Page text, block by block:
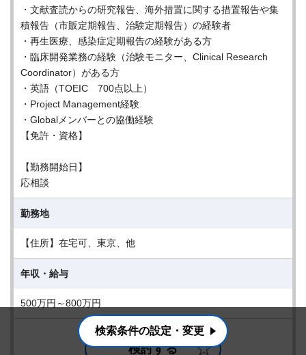
・文献査読からの研究報告、海外措置に関する措置報告や集
積報告（市販定期報告、治験定期報告）の経験者
・再生医療、感染症定期報告の経験がある方
・臨床開発業務の経験（治験モニター、Clinical Research
Coordinator）がある方
・英語（TOEIC 700点以上）
・Project Management経験
・Globalメンバーとの協働経験
【免許・資格】
【勤務開始日】
応相談
勤務地
【住所】在宅可、東京、他
年収・給与
500万円～800万円
検討する
検索条件の設定・変更